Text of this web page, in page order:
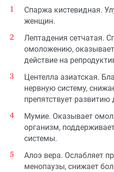
Спаржа кистевидная.
женщин.
Лептадения сетчатая.
омоложению,
действие на
Центелла азиатская.
нервную систему,
препятствует развитию
Мумие. Оказывает
организм,
системы.
Алоэ вера. Ослабляет
менопаузы, снижает